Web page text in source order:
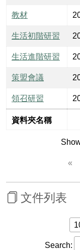
資料夾名稱
教材
生活初階研習
生活進階研習
策盟會議
領召研習
«
文件列表
Search: